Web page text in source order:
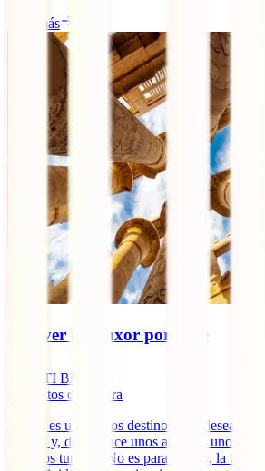
Leer más
Qué ver en Luxor por libre
IATI Blog
minutos de lectura
Egipto es uno de los destinos más deseados
mundo y, desde hace unos años, es uno de
entre los turistas. No es para menos, la tierra